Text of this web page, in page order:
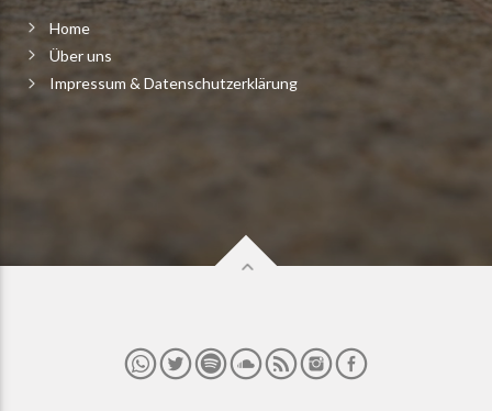
Home
Über uns
Impressum & Datenschutzerklärung